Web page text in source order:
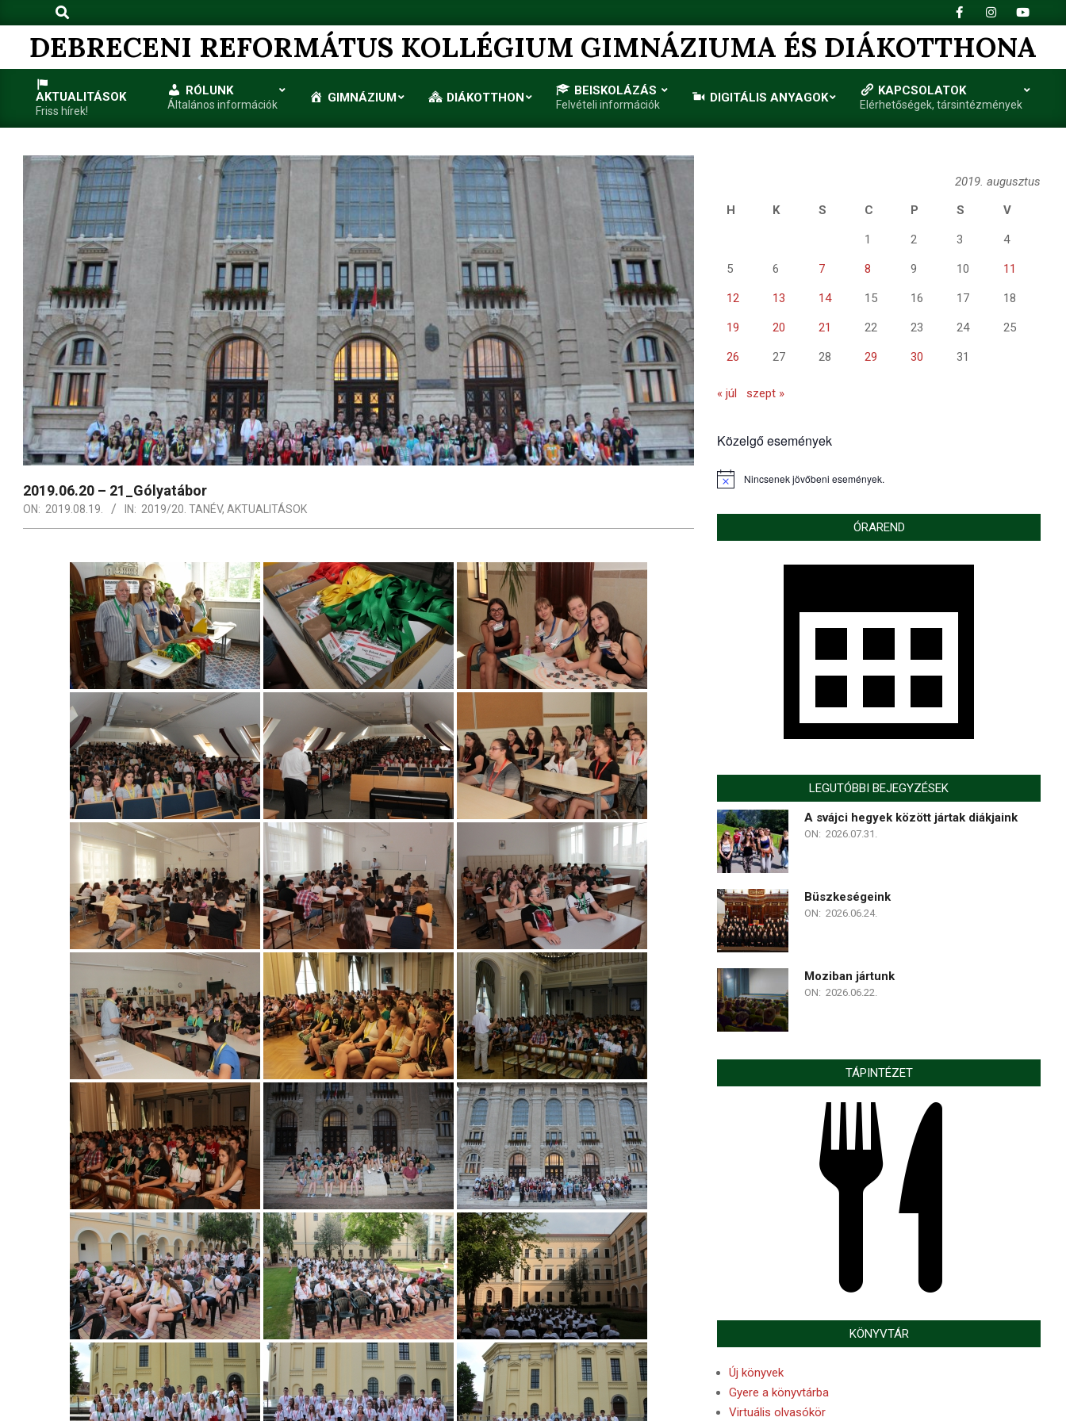
to
Search
DEBRECENI REFORMÁTUS KOLLÉGIUM GIMNÁZIUMA ÉS DIÁKOTTHONA
Primary
Navigation
AKTUALITÁSOK
Friss hírek!
RÓLUNK
Általános információk GIMNÁZIUM DIÁKOTTHON BEISKOLÁZÁS
Felvételi információk DIGITÁLIS ANYAGOK KAPCSOLATOK
Elérhetőségek, társintézmények
2019.06.20 – 21_Gólyatábor
ON: 2019.08.19. IN: 2019/20. TANÉV, AKTUALITÁSOK
2019. augusztus
H
K S C P S V
1 2 3 4
5 6 7 8 9 10 11
12 13 14 15 16 17 18
19 20 21 22 23 24 25
26 27 28 29 30 31
« júl szept »
Közelgő események
Notice Nincsenek jövőbeni események.
ÓRAREND
LEGUTÓBBI BEJEGYZÉSEK
A svájci hegyek között jártak diákjaink
ON: 2026.07.31.
Büszkeségeink
ON: 2026.06.24.
Moziban jártunk
ON: 2026.06.22.
TÁPINTÉZET
KÖNYVTÁR
Új könyvek
Gyere a könyvtárba
Virtuális olvasókör